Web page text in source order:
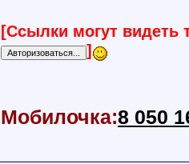
[Ссылки могут видеть
]
Мобилочка:8 050